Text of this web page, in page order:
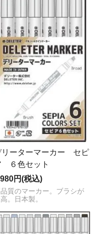
リーターマーカー セピ
６色セット
円(税込)
質のマーカー。ブラシが
。日本製。